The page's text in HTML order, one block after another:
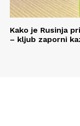
Kako je Rusinja
– kljub zaporni